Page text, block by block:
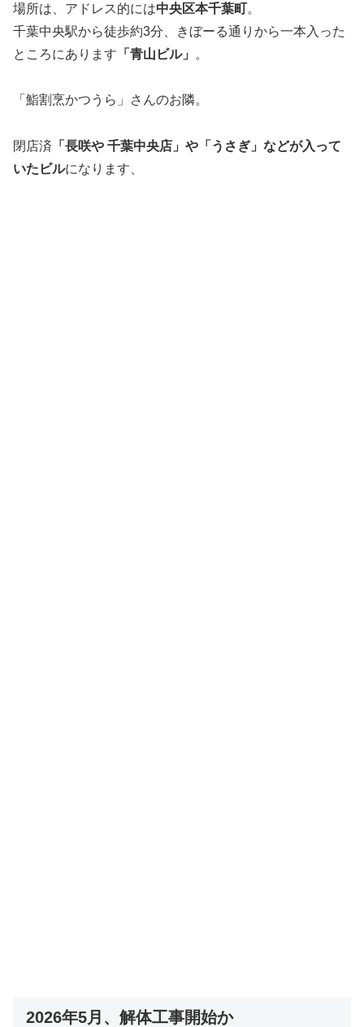
場所は、アドレス的には中央区本千葉町。
千葉中央駅から徒歩約3分、きぼーる通りから一本入った
ところにあります 「青山ビル」 。
「鮨割烹かつうら」さんのお隣。
閉店済 「長咲や 千葉中央店」や「うさぎ」などが入って
いたビルになります、
2026年5月、解体工事開始か